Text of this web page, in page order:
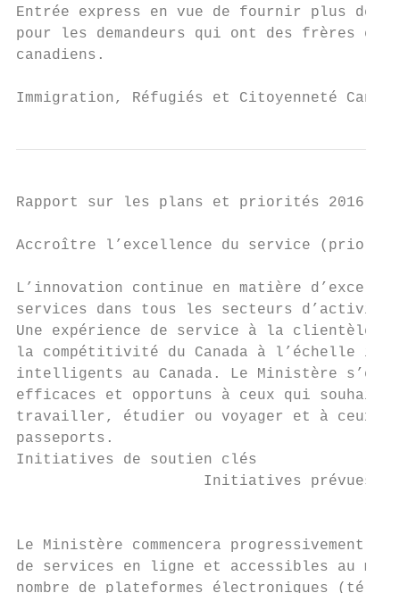
Entrée express en vue de fournir
pour les demandeurs qui ont des frères et
canadiens.
Immigration, Réfugiés et
Rapport sur les plans et priorités 2016-
Accroître l’excellence du service
L’innovation continue en matière
services dans tous les secteurs d’activité
Une expérience de service à la clientèle
la compétitivité du Canada à l’échelle
intelligents au Canada. Le Ministère
efficaces et opportuns à ceux qui
travailler, étudier ou voyager et à ceux qui
passeports.
Initiatives de soutien clés
Initiatives prévues
Le Ministère commencera
de services en ligne et accessibles
nombre de plateformes électroniques